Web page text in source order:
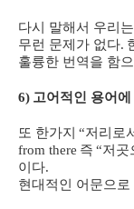
다시 말해서 우리
무런 문제가 없다.
훌륭한 번역을 함
6) 고어적인 용어에
또 한가지 “저리로
from there 즉 “저곳
이다.
현대적인 어문으